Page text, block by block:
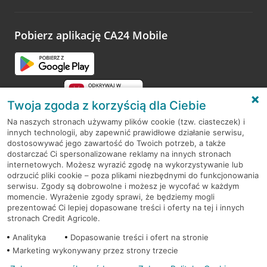
opinie.
Pobierz aplikację CA24 Mobile
RODO
Regulamin serwisu
Mapa serwisu
PolitykaCookies
Twoja zgoda z korzyścią dla Ciebie
Na naszych stronach używamy plików cookie (tzw. ciasteczek) i
innych technologii, aby zapewnić prawidłowe działanie serwisu,
dostosowywać jego zawartość do Twoich potrzeb, a także
dostarczać Ci spersonalizowane reklamy na innych stronach
internetowych. Możesz wyrazić zgodę na wykorzystywanie lub
odrzucić pliki cookie – poza plikami niezbędnymi do funkcjonowania
serwisu. Zgody są dobrowolne i możesz je wycofać w każdym
momencie. Wyrażenie zgody sprawi, że będziemy mogli
prezentować Ci lepiej dopasowane treści i oferty na tej i innych
stronach Credit Agricole.
Analityka
Dopasowanie treści i ofert na stronie
Marketing wykonywany przez strony trzecie